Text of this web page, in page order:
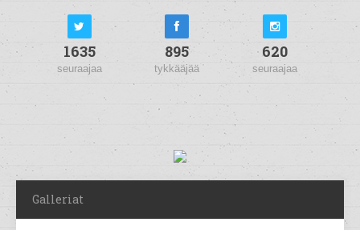
1635
seuraajaa
895
tykkääjää
620
seuraajaa
Galleriat